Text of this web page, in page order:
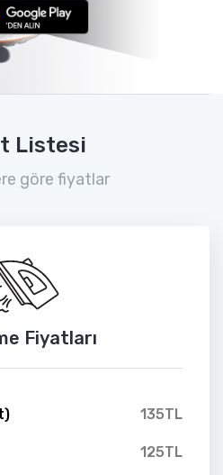
Listesi
göre fiyatlar
Fiyatları
135TL
125TL